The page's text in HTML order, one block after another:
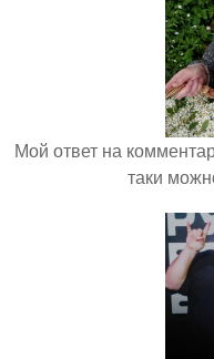
Мой ответ на
таки